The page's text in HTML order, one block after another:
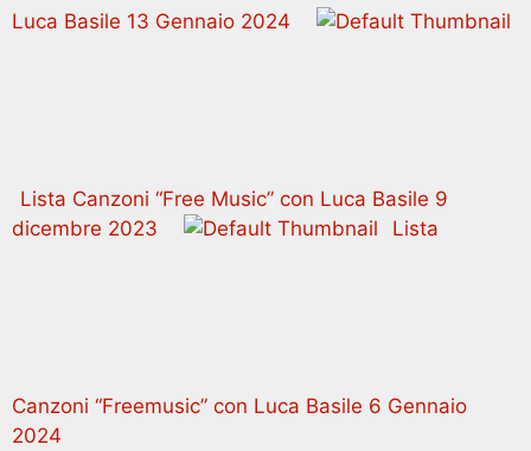
Luca Basile 13 Gennaio 2024
Lista Canzoni “Free Music” con Luca Basile 9
dicembre 2023
Lista
Canzoni “Freemusic” con Luca Basile 6 Gennaio
2024